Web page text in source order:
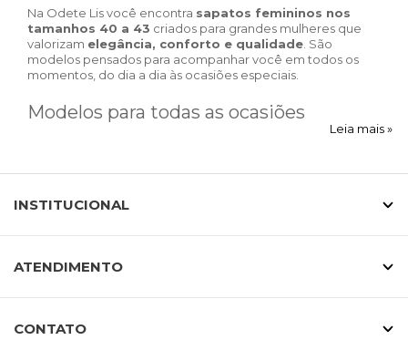
Na Odete Lis você encontra sapatos femininos nos
tamanhos 40 a 43 criados para grandes mulheres que
valorizam elegância, conforto e qualidade . São
modelos pensados para acompanhar você em todos os
momentos, do dia a dia às ocasiões especiais.
Modelos para todas as ocasiões
estilos de vida. Para o trabalho, você encontrascarpinse
garantem sofisticação com conforto. Para o lazer, temos
Conforto e qualidade em cada detalhe
Cada modelo da Odete Lis é pensado para proporcionar
Leia mais »
INSTITUCIONAL
ATENDIMENTO
CONTATO